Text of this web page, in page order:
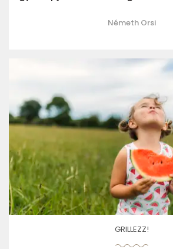
Németh Orsi
GRILLEZZ!